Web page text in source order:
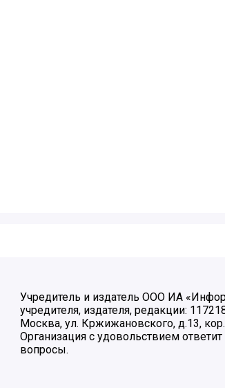
Учредитель и издатель ООО ИА
учредителя, издателя, редакции:
Москва, ул. Кржижановского, д.13,
Организация с удовольствием
вопросы.